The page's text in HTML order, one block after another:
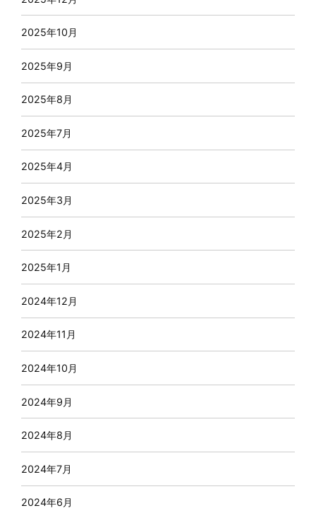
2025年10月
2025年9月
2025年8月
2025年7月
2025年4月
2025年3月
2025年2月
2025年1月
2024年12月
2024年11月
2024年10月
2024年9月
2024年8月
2024年7月
2024年6月